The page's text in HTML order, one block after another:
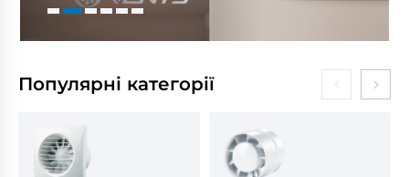
Популярні категорії